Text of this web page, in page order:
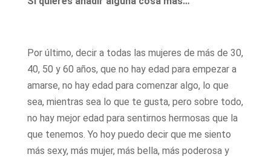
Por último, decir a todas las mujeres de más de 30,
40, 50 y 60 años, que no hay edad para empezar a
amarse, no hay edad para comenzar algo, lo que
sea, mientras sea lo que te gusta, pero sobre todo,
no hay mejor edad para sentirnos hermosas que la
que tenemos. Yo hoy puedo decir que me siento
más sexy, más mujer, más bella, más poderosa y